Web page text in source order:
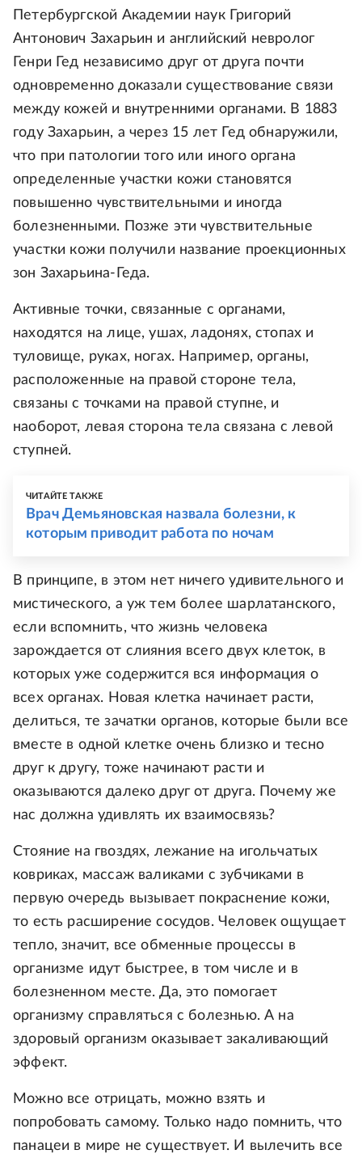
Петербургской Академии наук Григорий
Антонович Захарьин и английский невролог
Генри Гед независимо друг от друга почти
одновременно доказали существование связи
между кожей и внутренними органами. В 1883
году Захарьин, а через 15 лет Гед обнаружили,
что при патологии того или иного органа
определенные участки кожи становятся
повышенно чувствительными и иногда
болезненными. Позже эти чувствительные
участки кожи получили название проекционных
зон Захарьина-Геда.
Активные точки, связанные с органами,
находятся на лице, ушах, ладонях, стопах и
туловище, руках, ногах. Например, органы,
расположенные на правой стороне тела,
связаны с точками на правой ступне, и
наоборот, левая сторона тела связана с левой
ступней.
ЧИТАЙТЕ ТАКЖЕ
Врач Демьяновская назвала болезни, к
которым приводит работа по ночам
В принципе, в этом нет ничего удивительного и
мистического, а уж тем более шарлатанского,
если вспомнить, что жизнь человека
зарождается от слияния всего двух клеток, в
которых уже содержится вся информация о
всех органах. Новая клетка начинает расти,
делиться, те зачатки органов, которые были все
вместе в одной клетке очень близко и тесно
друг к другу, тоже начинают расти и
оказываются далеко друг от друга. Почему же
нас должна удивлять их взаимосвязь?
Стояние на гвоздях, лежание на игольчатых
ковриках, массаж валиками с зубчиками в
первую очередь вызывает покраснение кожи,
то есть расширение сосудов. Человек ощущает
тепло, значит, все обменные процессы в
организме идут быстрее, в том числе и в
болезненном месте. Да, это помогает
организму справляться с болезнью. А на
здоровый организм оказывает закаливающий
эффект.
Можно все отрицать, можно взять и
попробовать самому. Только надо помнить, что
панацеи в мире не существует. И вылечить все